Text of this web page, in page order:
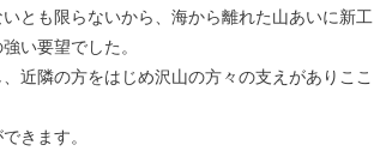
とも限らないから、海から離れた山あいに新工
い要望でした。
近隣の方をはじめ沢山の方々の支えがありここ
きます。